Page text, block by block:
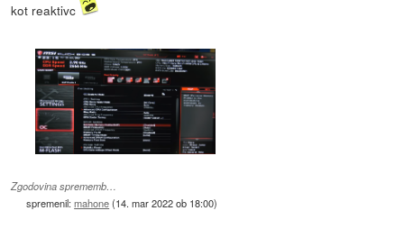
kot reaktivc
Zgodovina sprememb…
spremenil:mahone(14. mar 2022 ob 18:00)